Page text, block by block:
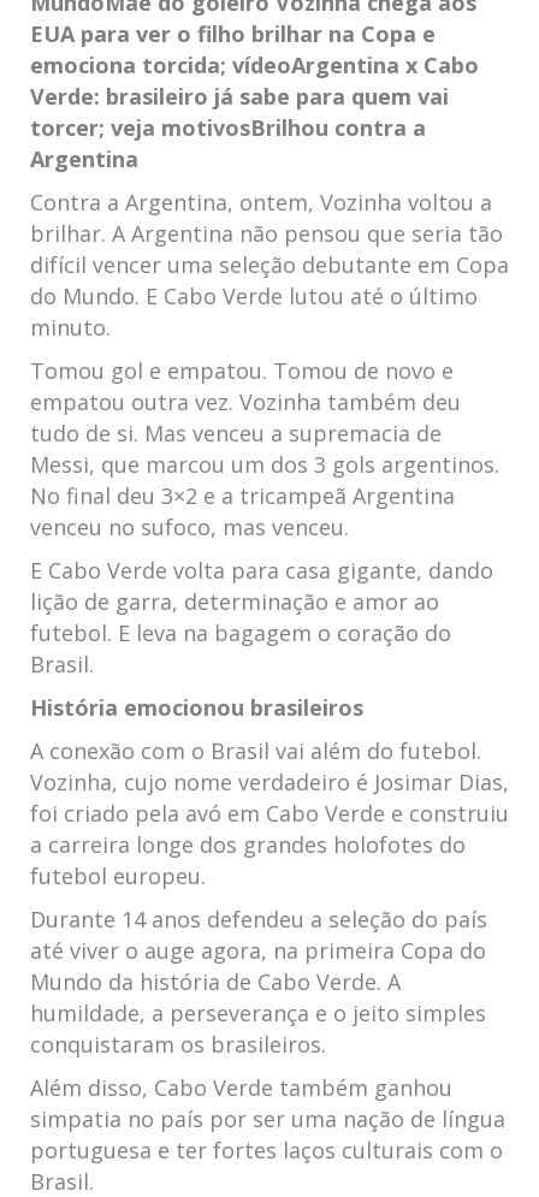
EUA para ver o filho brilhar na Copa e
emociona torcida; vídeoArgentina x Cabo
Verde: brasileiro já sabe para quem vai
torcer; veja motivosBrilhou contra a
Argentina
Contra a Argentina, ontem, Vozinha voltou a
brilhar. A Argentina não pensou que seria tão
difícil vencer uma seleção debutante em Copa
do Mundo. E Cabo Verde lutou até o último
minuto.
Tomou gol e empatou. Tomou de novo e
empatou outra vez. Vozinha também deu
tudo de si. Mas venceu a supremacia de
Messi, que marcou um dos 3 gols argentinos.
No final deu 3×2 e a tricampeã Argentina
venceu no sufoco, mas venceu.
E Cabo Verde volta para casa gigante, dando
lição de garra, determinação e amor ao
futebol. E leva na bagagem o coração do
Brasil.
História emocionou brasileiros
A conexão com o Brasil vai além do futebol.
Vozinha, cujo nome verdadeiro é Josimar Dias,
foi criado pela avó em Cabo Verde e construiu
a carreira longe dos grandes holofotes do
futebol europeu.
Durante 14 anos defendeu a seleção do país
até viver o auge agora, na primeira Copa do
Mundo da história de Cabo Verde. A
humildade, a perseverança e o jeito simples
conquistaram os brasileiros.
Além disso, Cabo Verde também ganhou
simpatia no país por ser uma nação de língua
portuguesa e ter fortes laços culturais com o
Brasil.